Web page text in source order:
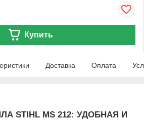
Купить
Доставка Оплата
STIHL MS 212: УДОБНАЯ И